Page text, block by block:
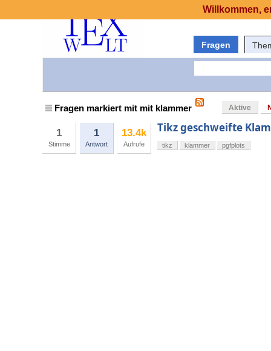
Fragen
Fragen markiert mit mit klammer Aktive
1
Stimme
1
Antwort
13.4k
Aufrufe
Tikz geschweifte
tikz klammer pgfplots
Willkommen,